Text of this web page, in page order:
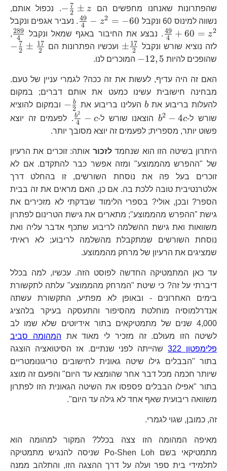
שהפתרונות שאנחנו מחפשים הם
-
\frac{7}
{2}\pm
z
− 2
7 ± z
. נכפול אותם,
נשווה למינוס 60 ונקבל\frac{49}
{4}-
z^{2}=-60
4
49 − z2 = −60 . נעביר אגפים ונקבל
\frac{49}
{4}+60=z^{2}
4
49 + 60 = z2 . נבצע את החיבור באגף שמאל ונקבל 4
289
,
לזה נוציא שורש ונקבל\pm\frac{17}
{2}
± 2
17 ועכשיו הפתרונות הם − 2
7 ± 2
17
שהופכים להיות -12,5 −12, 5 המוכרים לנו.
האם זה היה עדיף, לעשות את זה ככה? לגמרי עניין של טעם.
מבחינה חישובית עשינו כמעט את אותם דברים; במקום
להעלות בריבוע את
b b העלינו בריבוע את
-
\frac{b}
{2}
− 2
b
ובמקום להוציא
שורש ל-
b^{2}-4c b2 − 4c הוצאנו שורש ל- \frac{b^{2}}
{4}-c
4
b2 − c
. לפעמים זה יוצא
פשוט יותר, מספרית; לפעמים זה יוצא מסובך יותר.
היתרון בשיטה הזו הוא שנחמדלזכור אותה: זוכרים את הרעיון
של "ההפרש מהממוצע" ומזה אפשר כבר להתקדם. אם לא
זוכרים בעל פה את נוסחת השורשים, זו בהחלט דרך
אלטרנטיבית טובה ללכת בה. אם כן, האם מראים את זה בבית
הספר? ובכן, אולי? בספרי הלימוד שבדקתי לא מזכירים את
גישת "ההפרש מהממוצע"; מתארים את גישת הטרינום לפתרון
משוואות ואת גישת ההשלמה לריבוע שתכף אדבר עליה ואת
נוסחת השורשים שמתקבלת מהשלמה לריבוע; לא ראיתי
שמציגים את הרעיון של מרחק מהממוצע.
עד כאן המתמטיקה החדשה לפוסט הזה. עכשיו, למה בכלל
דיברתי על זה? כי שיטת "המרחק מהממוצע" עלתה לתקשורת
בימים האחרונים - ובאופן לא מפתיע, התקשורת עשתה
אנדרלמוסיה מוחלטת מהסיפור והתעסקה בעיקר בלהציג
4,000 שנים של מתמטיקאים בתור אידיוטים שלא שמו לב
לשיטה הזו מעולם. זה מזכיר לי מאוד את המהומה סביב
פלימפטון 322
שהייתה לפני שנתיים. אז הסיטואציה הוצגה
בתור "הבבלים גילו שיטה גאונית לחישובים טריגונומטריים
שיותר חכמה מכל דבר אחר שהומצא עד היום" והפעם זה מוצג
בתור "אפילו הבבלים פספסו את השיטה הגאונית הזו לפתרון
משוואה ריבועית שאף אחד לא גילה עד היום".
זה, כמובן, שגוי לגמרי.
מאיפה המהומה הזו צצה בכלל? המקור למהומה הוא
מתמטיקאי בשם Po-Shen Loh שניסה להנגיש מתמטיקה
לתלמידי בית ספר ועלה על דרך ההצגה הזו, והתלהב ממנה